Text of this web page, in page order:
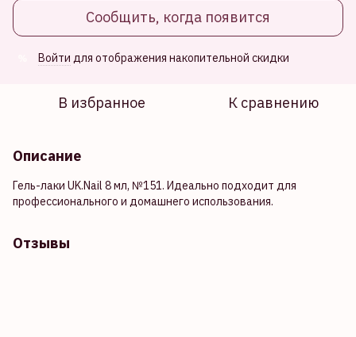
Сообщить, когда появится
Войти для отображения накопительной скидки
В избранное К сравнению
Описание
Гель-лаки UK.Nail 8 мл, №151. Идеально подходит для
профессионального и домашнего использования.
Отзывы